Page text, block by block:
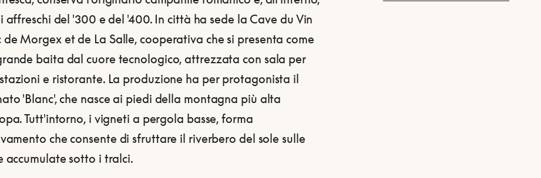
affreschi del '300 e del '400. In città ha sede la Cave du Vin
de Morgex et de La Salle, cooperativa che si presenta come
baita dal cuore tecnologico, attrezzata con sala per
e ristorante. La produzione ha per protagonista il
'Blanc', che nasce ai piedi della montagna più alta
Tutt'intorno, i vigneti a pergola basse, forma
che consente di sfruttare il riverbero del sole sulle
accumulate sotto i tralci.